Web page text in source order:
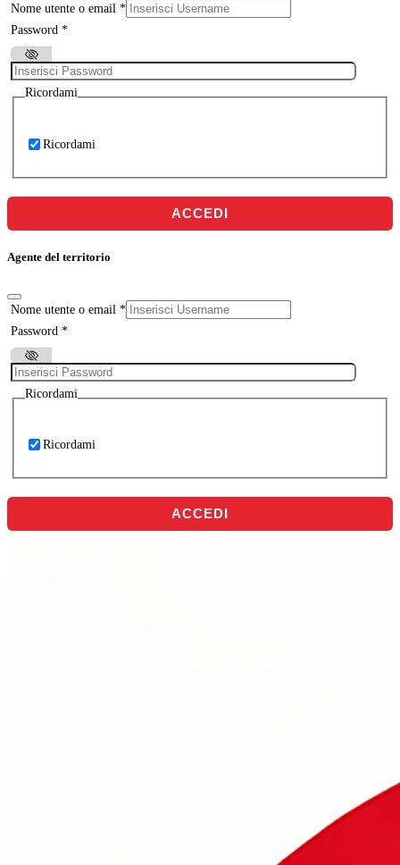
Nome utente o email *
Password *
Ricordami
Ricordami
ACCEDI
Agente del territorio
Nome utente o email *
Password *
Ricordami
Ricordami
ACCEDI